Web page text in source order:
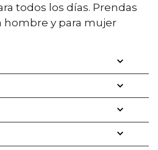
todos los días. Prendas
hombre y para mujer